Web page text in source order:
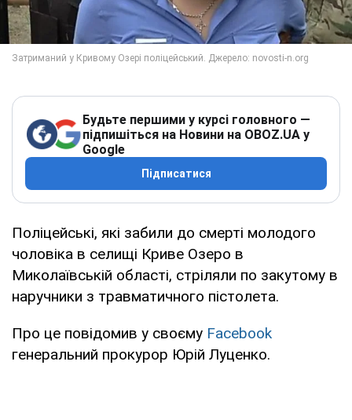
Будьте першими у курсі головного —
підпишіться на Новини на OBOZ.UA у
Google
Підписатися
Поліцейські, які забили до смерті молодого
чоловіка в селищі Криве Озеро в
Миколаївській області, стріляли по закутому в
наручники з травматичного пістолета.
Про це повідомив у своєму Facebook
генеральний прокурор Юрій Луценко.